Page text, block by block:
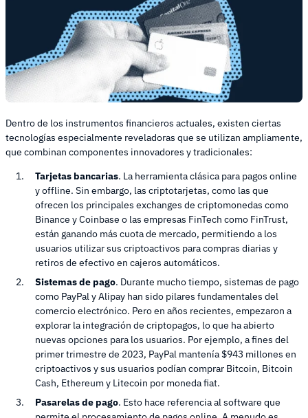
Dentro de los instrumentos financieros actuales, existen ciertas
tecnologías especialmente reveladoras que se utilizan ampliamente,
que combinan componentes innovadores y tradicionales:
Tarjetas bancarias. La herramienta clásica para pagos online
y offline. Sin embargo, las criptotarjetas, como las que
ofrecen los principales exchanges de criptomonedas como
Binance y Coinbase o las empresas FinTech como FinTrust,
están ganando más cuota de mercado, permitiendo a los
usuarios utilizar sus criptoactivos para compras diarias y
retiros de efectivo en cajeros automáticos.
Sistemas de pago. Durante mucho tiempo, sistemas de pago
como PayPal y Alipay han sido pilares fundamentales del
comercio electrónico. Pero en años recientes, empezaron a
explorar la integración de criptopagos, lo que ha abierto
nuevas opciones para los usuarios. Por ejemplo, a fines del
primer trimestre de 2023, PayPal mantenía $943 millones en
criptoactivos y sus usuarios podían comprar Bitcoin, Bitcoin
Cash, Ethereum y Litecoin por moneda fiat.
Pasarelas de pago. Esto hace referencia al software que